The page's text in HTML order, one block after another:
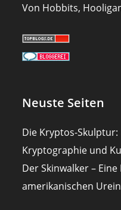
Von Hobbits,
Neuste Seiten
Die Kryptos-
Kryptographie und
Der Skinwalker –
amerikanischen